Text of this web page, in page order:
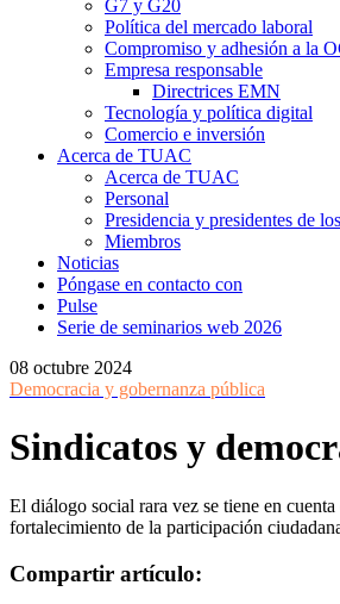
G7 y G20
Política del mercado laboral
Compromiso y adhesión a la
Empresa responsable
Directrices EMN
Tecnología y política digital
Comercio e inversión
Acerca de TUAC
Acerca de TUAC
Personal
Presidencia y presidentes de
Miembros
Noticias
Póngase en contacto con
Pulse
Serie de seminarios web 2026
08 octubre 2024
Democracia y gobernanza pública
Sindicatos y
El diálogo social rara vez se tiene en
fortalecimiento de la participación
Compartir artículo: